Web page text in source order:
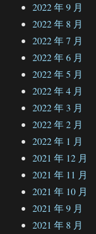
2022 年 9 月
2022 年 8 月
2022 年 7 月
2022 年 6 月
2022 年 5 月
2022 年 4 月
2022 年 3 月
2022 年 2 月
2022 年 1 月
2021 年 12 月
2021 年 11 月
2021 年 10 月
2021 年 9 月
2021 年 8 月